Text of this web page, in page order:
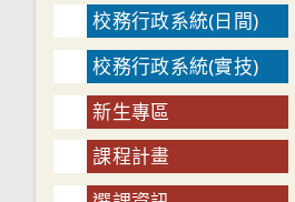
校務行政系統(日間)
校務行政系統(實技)
新生專區
課程計畫